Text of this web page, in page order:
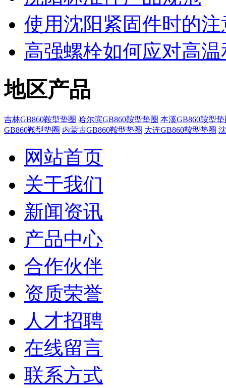
使用沈阳紧固件时的
高强螺栓如何应对高
地区产品
吉林GB860鞍型垫圈 哈尔滨GB860鞍型垫圈 本溪GB860鞍型
GB860鞍型垫圈 内蒙古GB860鞍型垫圈 大连GB860鞍型垫圈
网站首页
关于我们
新闻资讯
产品中心
合作伙伴
资质荣誉
人才招聘
在线留言
联系方式